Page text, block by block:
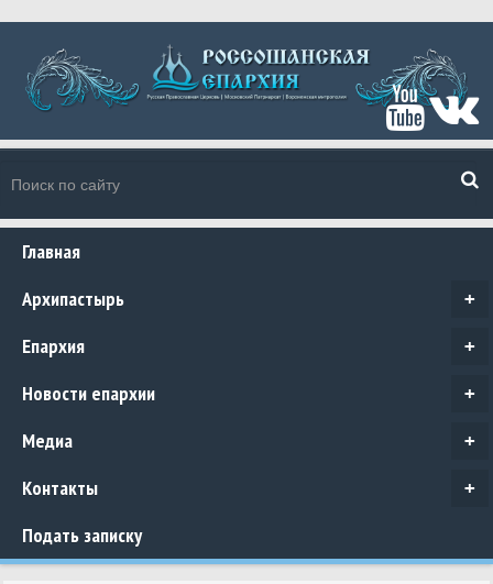
Главная
+
Архипастырь
+
Епархия
+
Новости епархии
+
Медиа
+
Контакты
Подать записку